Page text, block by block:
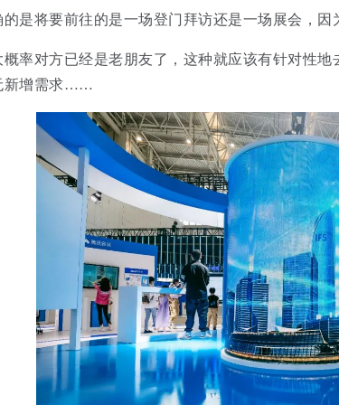
是将要前往的是一场登门拜访还是一场展会，
概率对方已经是老朋友了，这种就应该有针对性
新增需求……